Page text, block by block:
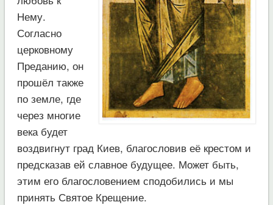
Нему.
Согласно
церковному
Преданию, он
прошёл также
по земле, где
через многие
века будет
воздвигнут град Киев, благословив её крестом и
предсказав ей славное будущее. Может быть,
этим его благословением сподобились и мы
принять Святое Крещение.